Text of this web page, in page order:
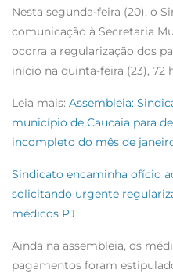
Nesta segunda-feira (20), o
comunicação à Secretaria
ocorra a regularização dos
início na quinta-feira (23), 72
Leia mais: Assembleia:
município de Caucaia para
incompleto do mês de
Sindicato encaminha ofício
solicitando urgente
médicos PJ
Ainda na assembleia, os
pagamentos foram